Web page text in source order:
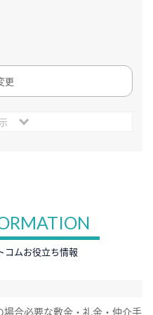
更
コムお役立ち情報
場合必要な敷金・礼金・仲介手